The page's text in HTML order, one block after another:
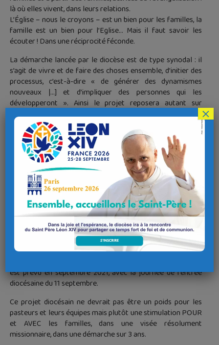
là où elles vivent, dans leurs relations.
L’Église – nous le croyons – est un bien pour les familles, la
famille est un bien pour l’Eglise… Mais il faut savoir les
écouter ! Dans une réciprocité féconde.
La démarche lancée par le diocèse est de type synodal : il
s’agit de vivre et de faire des choses ensemble, d’initier des
processus, c’est-à-dire « de générer des dynamismes
nouveaux |…] et d’impliquer des personnes qui les
développeront ». Ainsi le projet reposera autant sur
l’énergie des responsables avec leurs équipes sur le terrain
que sur l’impulsion donnée par le diocèse dans la définition
et le pilotage du projet. Le plus important, c’est le processus
mis en œuvre, davantage qu’un résultat préétabli à
atteindre, en nous laissant conduire et enseigner par ce qui
adviendra si chacun prend toute sa place.
Début 2020, une équipe d’accompagnement du projet est
constituée. Elle a pour première tâche de poser le projet,
d’en comprendre et d’en expliciter le sens, afin, dans un
deuxième temps, d’imaginer et de mettre en place une
pédagogie et des outils simples, en lien avec les équipes
pastorales, les mouvements et les services du diocèse. Au
printemps 2021, l’équipe entre dans une phase plus active.
est prévu en septembre 2021, avec la journée de rentrée
diocésaine du 11 septembre.
Ce projet diocésain ne devrait pas être un poids pour les
pasteurs et leurs équipes mais plutôt une stimulation POUR
et AVEC les familles, dans une visée résolument
missionnaire, dans une démarche sur 3 ans.
×